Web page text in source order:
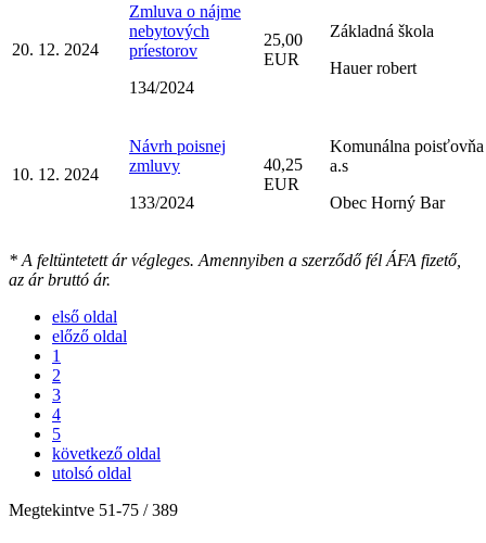
20. 12. 2024
Zmluva o nájme
nebytových
príestorov
134/2024
25,00
EUR
Základná škola
Hauer robert
10. 12. 2024
Návrh poisnej
zmluvy
133/2024
40,25
EUR
Komunálna poisťovňa
a.s
Obec Horný Bar
* A feltüntetett ár végleges. Amennyiben a szerződő fél ÁFA fizető,
az ár bruttó ár.
első oldal
előző oldal
1
2
3
4
5
következő oldal
utolsó oldal
Megtekintve 51-75 / 389